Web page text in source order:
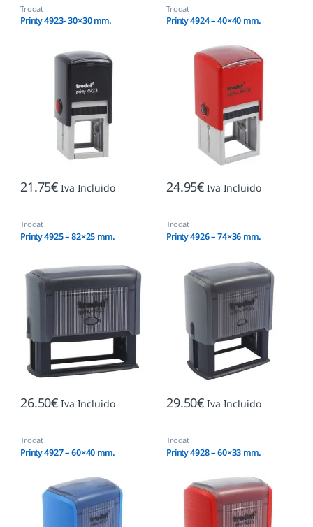
Trodat
Printy 4923- 30×30 mm.
21.75€ Iva Incluido
Trodat
Printy 4924 – 40×40 mm.
24.95€ Iva Incluido
Trodat
Printy 4925 – 82×25 mm.
26.50€ Iva Incluido
Trodat
Printy 4926 – 74×36 mm.
29.50€ Iva Incluido
Trodat
Printy 4927 – 60×40 mm.
Trodat
Printy 4928 – 60×33 mm.